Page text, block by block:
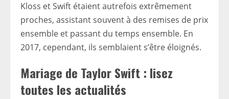
Kloss et Swift étaient autrefois extrêmement
proches, assistant souvent à des remises de prix
ensemble et passant du temps ensemble. En
2017, cependant, ils semblaient s’être éloignés.
Mariage de Taylor Swift : lisez
toutes les actualités